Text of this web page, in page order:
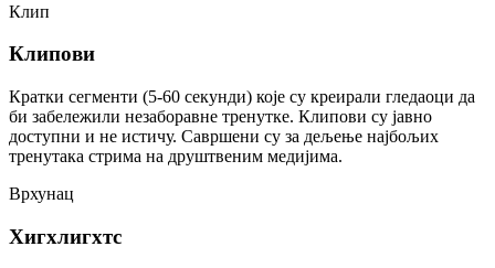
Клип
Клипови
Кратки сегменти (5-60 секунди) које су креирали гледаоци да
би забележили незаборавне тренутке. Клипови су јавно
доступни и не истичу. Савршени су за дељење најбољих
тренутака стрима на друштвеним медијима.
Врхунац
Хигхлигхтс